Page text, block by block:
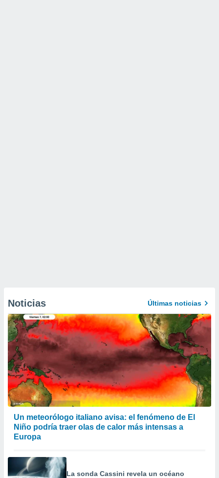
Noticias Últimas noticias
Un meteorólogo italiano avisa: el fenómeno de El
Niño podría traer olas de calor más intensas a
Europa
La sonda Cassini revela un océano